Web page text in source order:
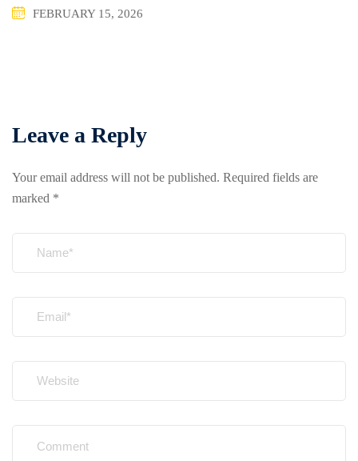
FEBRUARY 15, 2026
Leave a Reply
Your email address will not be published. Required fields are
marked *